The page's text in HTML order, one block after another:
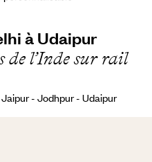
à Udaipur
de l’Inde sur rail
- Jodhpur - Udaipur